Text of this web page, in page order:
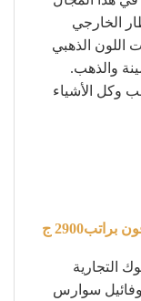
الخارجي
اللون الذهبي
والذهب.
وكل الأشياء
ج
التجارية
حيث أنشأه في 25 يونيو 1898 روفائيل سوارس